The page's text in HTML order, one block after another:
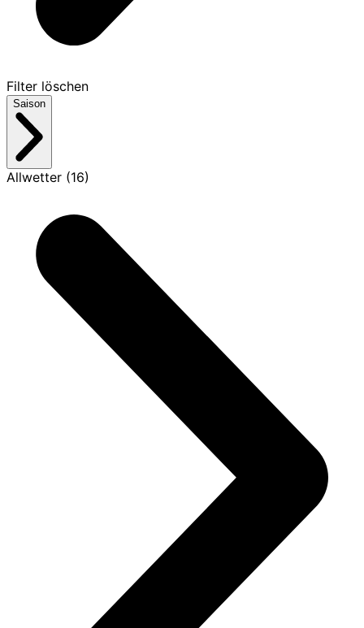
Filter löschen
Saison
Allwetter (16)